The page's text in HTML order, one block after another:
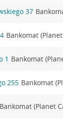
37
Bankomat
1 Bankomat
255 Bankomat
Bankomat (Planet